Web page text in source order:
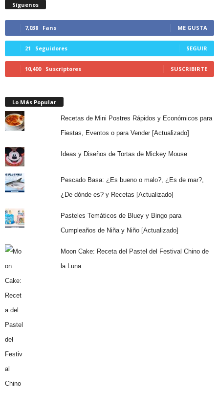
Síguenos
7,038 Fans ME GUSTA
21 Seguidores SEGUIR
10,400 Suscriptores SUSCRIBIRTE
Lo Más Popular
Recetas de Mini Postres Rápidos y Económicos para
Fiestas, Eventos o para Vender [Actualizado]
Ideas y Diseños de Tortas de Mickey Mouse
Pescado Basa: ¿Es bueno o malo?, ¿Es de mar?,
¿De dónde es? y Recetas [Actualizado]
Pasteles Temáticos de Bluey y Bingo para
Cumpleaños de Niña y Niño [Actualizado]
Moon Cake: Receta del Pastel del Festival Chino de
la Luna